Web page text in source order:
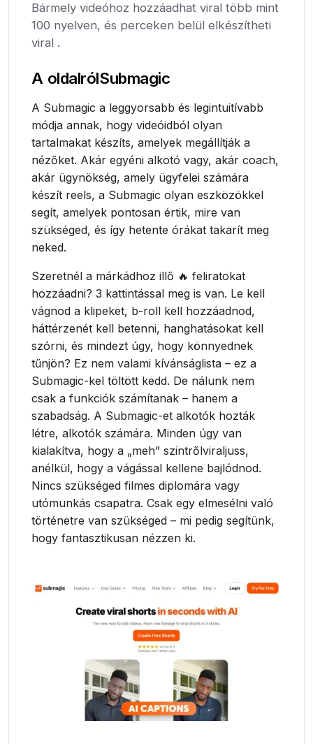
Bármely videóhoz hozzáadhat viral több mint
100 nyelven, és perceken belül elkészítheti
viral .
A oldalrólSubmagic
A Submagic a leggyorsabb és legintuitívabb
módja annak, hogy videóidból olyan
tartalmakat készíts, amelyek megállítják a
nézőket. Akár egyéni alkotó vagy, akár coach,
akár ügynökség, amely ügyfelei számára
készít reels, a Submagic olyan eszközökkel
segít, amelyek pontosan értik, mire van
szükséged, és így hetente órákat takarít meg
neked.
Szeretnél a márkádhoz illő 🔥 feliratokat
hozzáadni? 3 kattintással meg is van. Le kell
vágnod a klipeket, b-roll kell hozzáadnod,
háttérzenét kell betenni, hanghatásokat kell
szórni, és mindezt úgy, hogy könnyednek
tűnjön? Ez nem valami kívánságlista – ez a
Submagic-kel töltött kedd. De nálunk nem
csak a funkciók számítanak – hanem a
szabadság. A Submagic-et alkotók hozták
létre, alkotók számára. Minden úgy van
kialakítva, hogy a „meh” szintrőlviraljuss,
anélkül, hogy a vágással kellene bajlódnod.
Nincs szükséged filmes diplomára vagy
utómunkás csapatra. Csak egy elmesélni való
történetre van szükséged – mi pedig segítünk,
hogy fantasztikusan nézzen ki.